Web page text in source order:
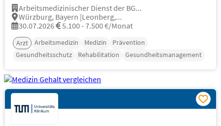
Arbeitsmedizinischer Dienst der BG...
Würzburg, Bayern |Leonberg,...
30.07.2026
5.100 - 7.500 €/Monat
Arzt Arbeitsmedizin Medizin
Prävention
Gesundheitsschutz
Rehabilitation Gesundheitsmanagement